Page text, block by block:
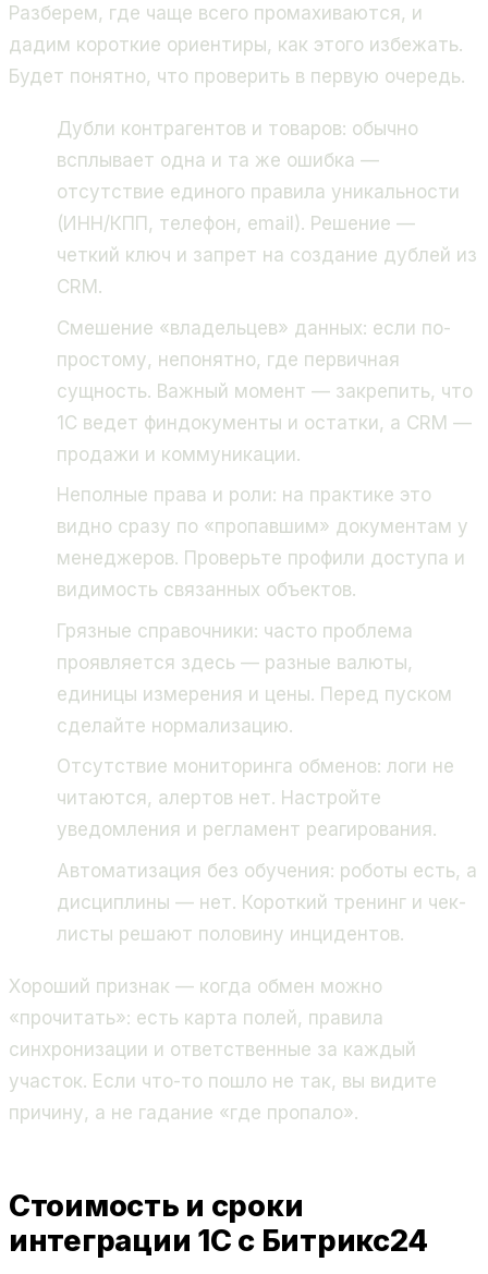
Разберем, где чаще всего промахиваются, и
дадим короткие ориентиры, как этого избежать.
Будет понятно, что проверить в первую очередь.
Дубли контрагентов и товаров: обычно
всплывает одна и та же ошибка —
отсутствие единого правила уникальности
(ИНН/КПП, телефон, email). Решение —
четкий ключ и запрет на создание дублей из
CRM.
Смешение «владельцев» данных: если по-
простому, непонятно, где первичная
сущность. Важный момент — закрепить, что
1С ведет финдокументы и остатки, а CRM —
продажи и коммуникации.
Неполные права и роли: на практике это
видно сразу по «пропавшим» документам у
менеджеров. Проверьте профили доступа и
видимость связанных объектов.
Грязные справочники: часто проблема
проявляется здесь — разные валюты,
единицы измерения и цены. Перед пуском
сделайте нормализацию.
Отсутствие мониторинга обменов: логи не
читаются, алертов нет. Настройте
уведомления и регламент реагирования.
Автоматизация без обучения: роботы есть, а
дисциплины — нет. Короткий тренинг и чек-
листы решают половину инцидентов.
Хороший признак — когда обмен можно
«прочитать»: есть карта полей, правила
синхронизации и ответственные за каждый
участок. Если что-то пошло не так, вы видите
причину, а не гадание «где пропало».
Стоимость и сроки
интеграции 1С с Битрикс24